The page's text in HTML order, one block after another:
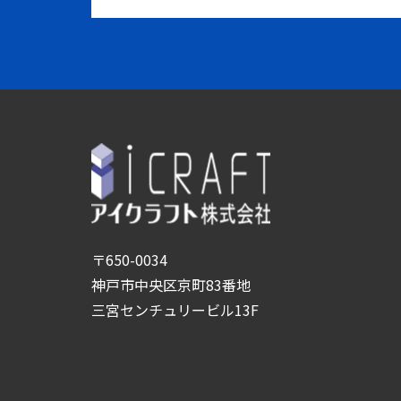
〒650-0034
神戸市中央区京町83番地
三宮センチュリービル13F